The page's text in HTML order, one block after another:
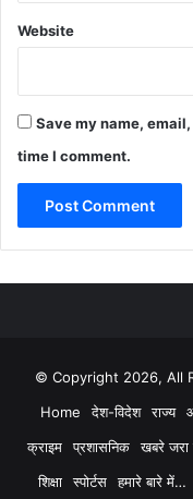
Website
Save my name,
time I comment.
© Copyright 2026, All
Home
देश-विदेश राज्य
क्राइम
प्रशासनिक खबरे
शिक्षा
स्पोर्टस हमारे बारे में…